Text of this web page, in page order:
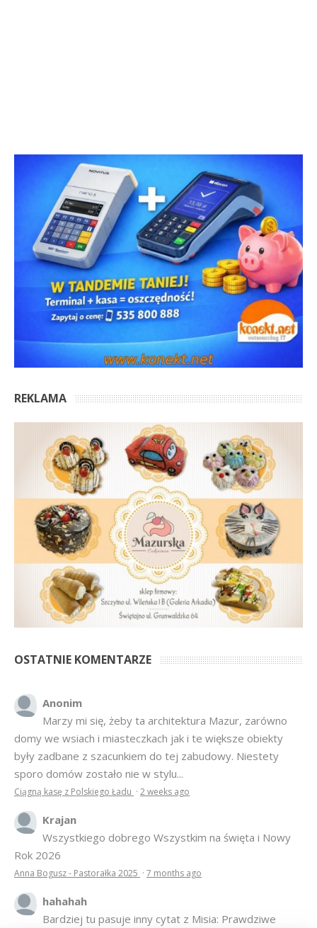
REKLAMA
OSTATNIE KOMENTARZE
Anonim
Marzy mi się, żeby ta architektura Mazur, zarówno
domy we wsiach i miasteczkach jak i te większe obiekty
były zadbane z szacunkiem do tej zabudowy. Niestety
sporo domów zostało nie w stylu...
Ciągną kasę z Polskiego Ładu · 2 weeks ago
Krajan
Wszystkiego dobrego Wszystkim na święta i Nowy
Rok 2026
Anna Bogusz - Pastorałka 2025 · 7 months ago
hahahah
Bardziej tu pasuje inny cytat z Misia: Prawdziwe